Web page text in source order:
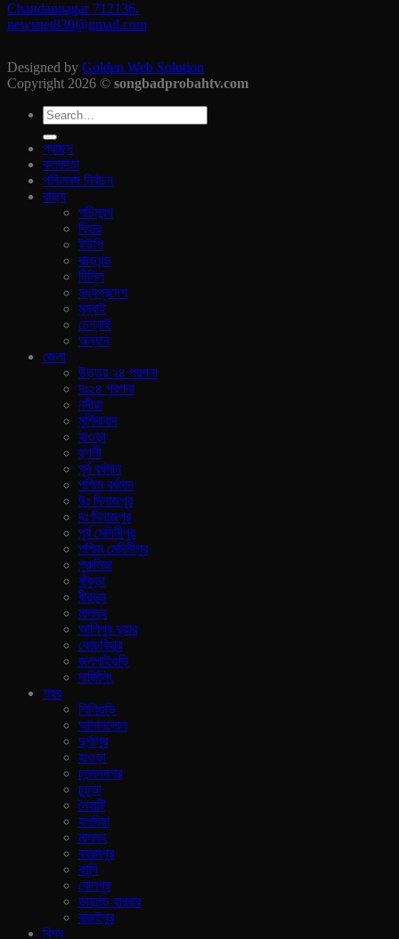
Chandannagar 712136.
newsnet830@gmail.com
Designed by Golden Web Solution
Copyright 2026 © songbadprobahtv.com
প্রচ্ছদ
কলকাতা
পশ্চিমবঙ্গ নির্বাচন
রাজ‍্য
পচিমবন্গ
বিহার
ইউপি
ঝাড়খন্ড
দিল্লি
মধ্যপ্রদেশ
মুম্বাই
চেন্নাই
অন্যান
জেলা
উত্তর ২৪ পরগনা
দঃ২৪ পরগনা
নদীয়া
মুর্শিদাবাদ
হাওড়া
হুগলী
পূর্ব বর্ধমান
পশ্চিম বর্ধমান
উঃ দিনাজপুর
দঃ দিনাজপুর
পূর্ব মেদিনীপুর
পশ্চিম মেদিনীপুর
পুরুলিয়া
বাঁকুড়া
বীরভুম
মালদহ
আলিপুর দুয়ার
কোচবিহার
জলপাইগুড়ি
দার্জিলিং
শহর
শিলিগুড়ি
আসানসোল
দুর্গাপুর
হাওড়া
চনন্দননগর
চুচুড়া
নৈহাটি
হলদিয়া
মালদহ
বহরমপুর
কান্দি
বোলপুর
ডায়মন্ড হারবার
বারুইপুর
বিশ্ব